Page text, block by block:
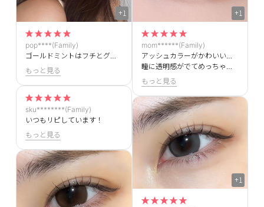
+1
pop****(Family)
ゴールドミントはフチとグラデの境目が目立た無いのでしっかりデカ目にしたい方におすすめ！トーンアップしたくりんくりんな瞳になれる！
もっと見る
sku********(Family)
いつもリピしています！
もっと見る
+1
mom******(Family)
アッシュカラーがかわいいこちらのカラコン♥
瞳に透明感がでてめっちゃかわいいです！
もっと見る
+1